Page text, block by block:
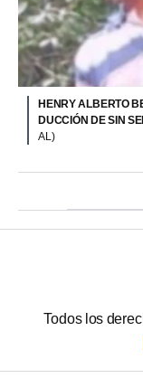
HENRY ALBERTO
DUCCIÓN DE SIN
AL)
Todos los